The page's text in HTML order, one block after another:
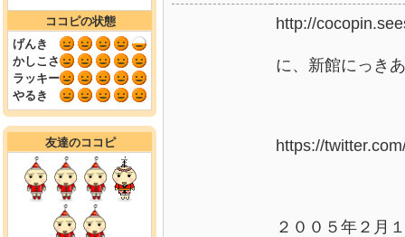
ココピの状態
げんき
かしこさ
ラッキー
やるき
友達のココピ
http://
に、新館にっき
https://
２００５年２月